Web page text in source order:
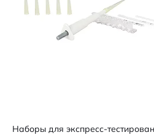
Наборы для экспресс-